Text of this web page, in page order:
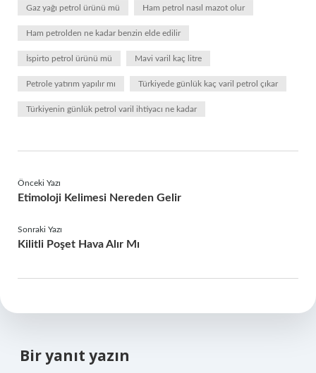
Gaz yağı petrol ürünü mü Ham petrol nasıl mazot olur
Ham petrolden ne kadar benzin elde edilir
İspirto petrol ürünü mü Mavi varil kaç litre
Petrole yatırım yapılır mı Türkiyede günlük kaç varil petrol çıkar
Türkiyenin günlük petrol varil ihtiyacı ne kadar
Önceki Yazı
Etimoloji Kelimesi Nereden Gelir
Sonraki Yazı
Kilitli Poşet Hava Alır Mı
Bir yanıt yazın